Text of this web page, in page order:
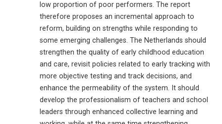
low proportion of poor performers. The report
therefore proposes an incremental approach to
reform, building on strengths while responding to
some emerging challenges. The Netherlands should
strengthen the quality of early childhood education
and care, revisit policies related to early tracking with
more objective testing and track decisions, and
enhance the permeability of the system. It should
develop the professionalism of teachers and school
leaders through enhanced collective learning and